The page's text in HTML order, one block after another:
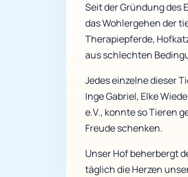
Seit der Gründung des
das Wohlergehen der
Therapiepferde,
aus schlechten
Jedes einzelne dieser
Inge Gabriel, Elke
e.V., konnte so Tieren
Freude schenken.
Unser Hof beherbergt
täglich die Herzen